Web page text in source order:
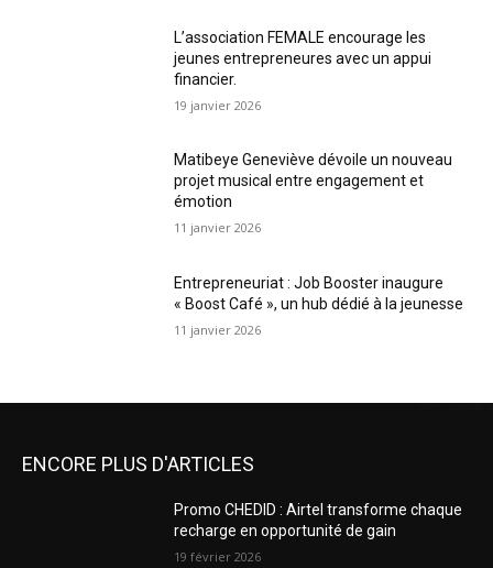
L’association FEMALE encourage les
jeunes entrepreneures avec un appui
financier.
19 janvier 2026
Matibeye Geneviève dévoile un nouveau
projet musical entre engagement et
émotion
11 janvier 2026
Entrepreneuriat : Job Booster inaugure
« Boost Café », un hub dédié à la jeunesse
11 janvier 2026
ENCORE PLUS D'ARTICLES
Promo CHEDID : Airtel transforme chaque
recharge en opportunité de gain
19 février 2026